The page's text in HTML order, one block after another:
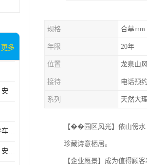
更多
汉阳区墓地机构 清净雅致 安息之所
武昌墓地电话 肃穆庄严 停车方便
墓地一条龙服务 规划整齐 安息之所
规格 合墓mm
年限 20年
位置 龙泉山
接待 电话预约
系列 天然大
【��园区风光】依山傍水
珍藏诗意栖居。
【企业愿景】成为值得顾